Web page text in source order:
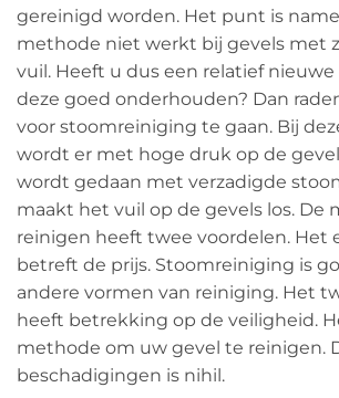
gereinigd worden. Het punt is
methode niet werkt bij gevels met
vuil. Heeft u dus een relatief
deze goed onderhouden? Dan
voor stoomreiniging te gaan. Bij
wordt er met hoge druk op de
wordt gedaan met verzadigde
maakt het vuil op de gevels los. De
reinigen heeft twee voordelen. Het
betreft de prijs. Stoomreiniging is
andere vormen van reiniging. Het
heeft betrekking op de veiligheid.
methode om uw gevel te reinigen.
beschadigingen is nihil.